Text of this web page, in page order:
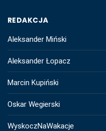
REDAKCJA
Aleksander Miński
Aleksander Łopacz
Marcin Kupiński
Oskar Wegierski
WyskoczNaWakacje